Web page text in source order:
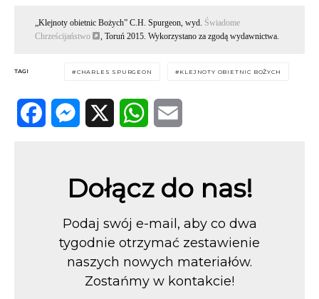
„Klejnoty obietnic Bożych” C.H. Spurgeon, wyd. Świadome
Chrześcijaństwo
, Toruń 2015. Wykorzystano za zgodą wydawnictwa.
TAGI CHARLES SPURGEON KLEJNOTY OBIETNIC BOŻYCH
Dołącz do nas!
Podaj swój e-mail, aby co dwa
tygodnie otrzymać zestawienie
naszych nowych materiałów.
Zostańmy w kontakcie!